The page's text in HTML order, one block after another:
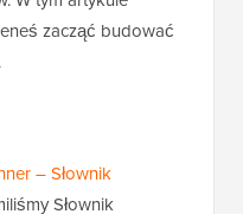
zacząć budować
– Słownik
Słownik